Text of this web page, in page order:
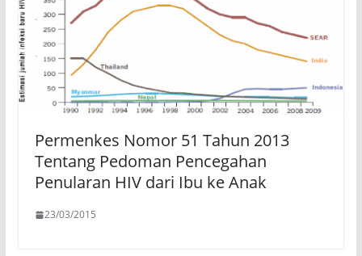
Permenkes Nomor 51 Tahun 2013
Tentang Pedoman Pencegahan
Penularan HIV dari Ibu ke Anak
23/03/2015